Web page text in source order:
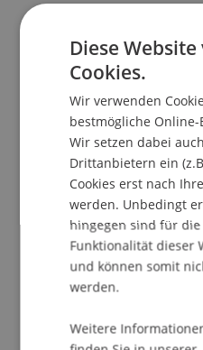
Liechtensteiner
Dozierende/Dozierender:
Prof. Dr. Carsten-
School/Professur:
An-Institut
Liechtenstein (KOFL)
Veranstaltungsdetails
Diese
Cookies.
Wir verwenden
bestmögliche
Wir setzen dabei
Drittanbietern ein
Cookies erst nach
werden. Unbedingt
hingegen sind für
Funktionalität dieser
und können somit
werden.
Weitere